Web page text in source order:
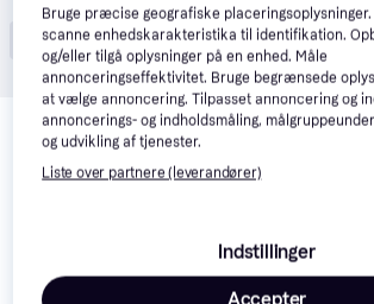
Vis alle (15)
Relaterede produkter
Se vores forslag til andre produkter, der
interesser. Vis alle
Bruge præcise geografiske
scanne enhedskarakteristika til identifikation.
og/eller tilgå oplysninger på en enhed. Måle
annonceringseffektivitet. Bruge begrænsede
at vælge annoncering. Tilpasset annoncering og
annoncerings- og indholdsmåling,
og udvikling af tjenester.
Liste over partnere (leverandører)
Indstillinger
Accepter